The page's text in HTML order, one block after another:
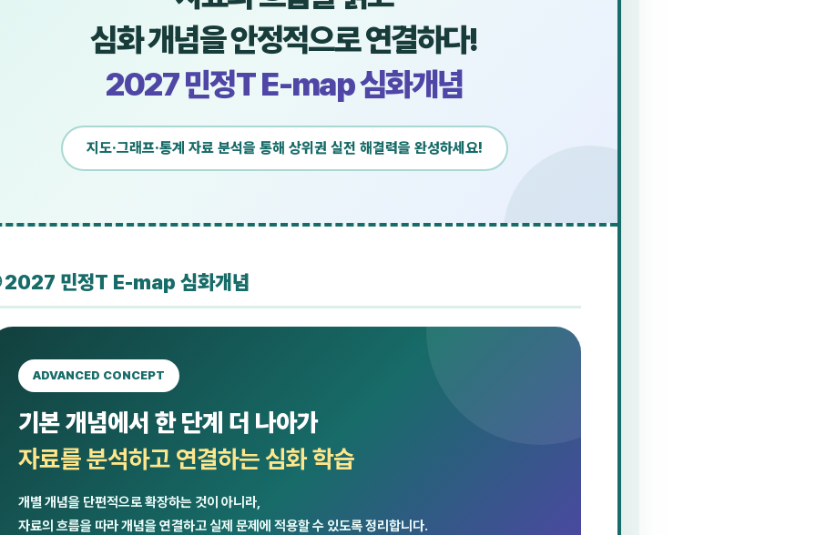
심화 개념을 안정적으로 연결하다!
2027 민정T E-map 심화개념
지도·그래프·통계 자료 분석을 통해 상위권 실전 해결력을 완성하세요!
2027 민정T E-map 심화개념
ADVANCED CONCEPT
기본 개념에서 한 단계 더 나아가
자료를 분석하고 연결하는 심화 학습
개별 개념을 단편적으로 확장하는 것이 아니라,
자료의 흐름을 따라 개념을 연결하고 실제 문제에 적용할 수 있도록 정리합니다.